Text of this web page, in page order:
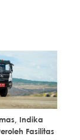
Indika
Fasilitas